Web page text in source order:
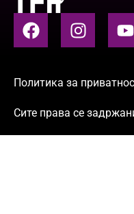
Политика за
Сите права се